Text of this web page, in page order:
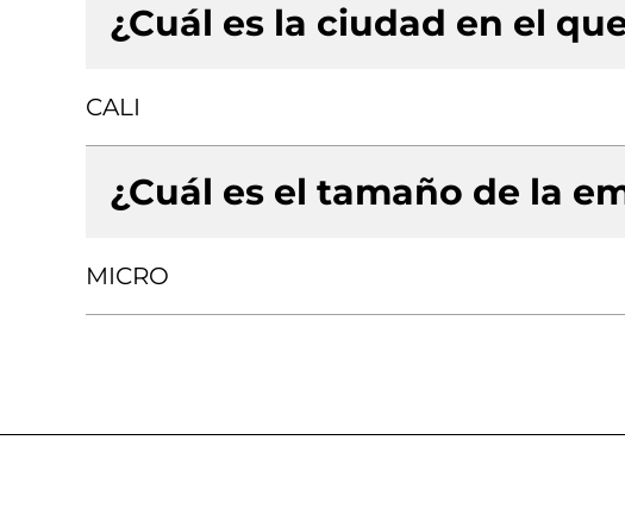
¿Cuál es la ciudad en el
CALI
¿Cuál es el tamaño de la
MICRO